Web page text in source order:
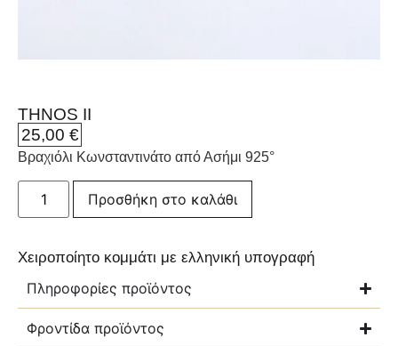
THNOS II
25,00 €
Βραχιόλι Κωνσταντινάτο από Ασήμι 925°
Προσθήκη στο καλάθι
Χειροποίητο κομμάτι με ελληνική υπογραφή
Πληροφορίες προϊόντος
Φροντίδα προϊόντος